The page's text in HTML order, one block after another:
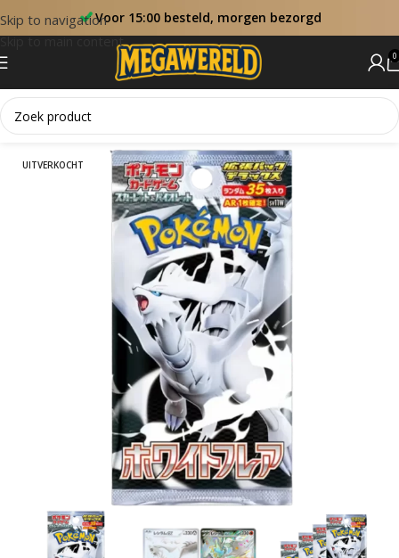
Skip to navigation
Skip to main content
Voor 15:00 besteld, morgen bezorgd
0
Home Booster Packs
UITVERKOCHT